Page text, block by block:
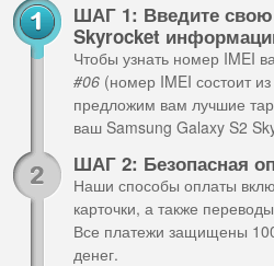
ШАГ 1: Введите свою
Skyrocket
Чтобы узнать номер IMEI
#06 (номер IMEI состоит
предложим вам лучшие
ваш Samsung Galaxy S2
ШАГ 2: Безопасная
Наши способы оплаты
карточки, а также
Все платежи защищены
денег.